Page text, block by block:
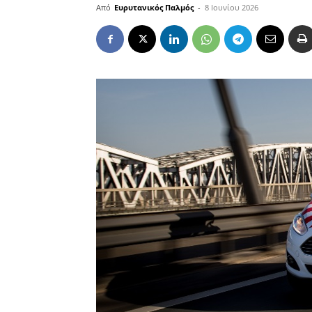
Από Ευρυτανικός Παλμός - 8 Ιουνίου 2026